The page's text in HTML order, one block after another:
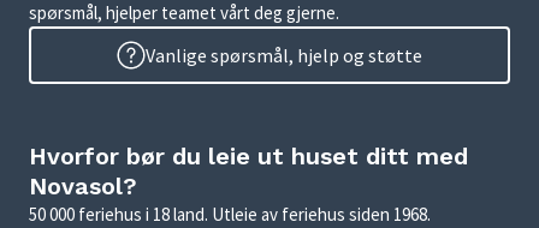
spørsmål, hjelper teamet vårt deg gjerne.
Vanlige spørsmål, hjelp og støtte
Hvorfor bør du leie ut huset ditt med
Novasol?
50 000 feriehus i 18 land. Utleie av feriehus siden 1968.